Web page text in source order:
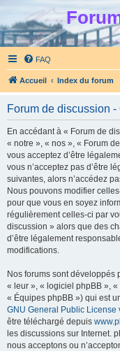
FAQ
Accueil Index du forum
Forum de discussion
En accédant à « Forum de
« notre », « nos », « Forum
vous acceptez d’être
vous n’acceptez pas d’être
suivantes, alors n’accédez
Nous pouvons modifier
pour que vous en soyez
régulièrement celles-ci par
discussion » alors que des
d’être légalement
modifications.
Nos forums sont développés
« leur », « logiciel phpBB »,
« Équipes phpBB ») qui est
GNU General Public License
être téléchargé depuis
les discussions sur Internet.
nous acceptons ou